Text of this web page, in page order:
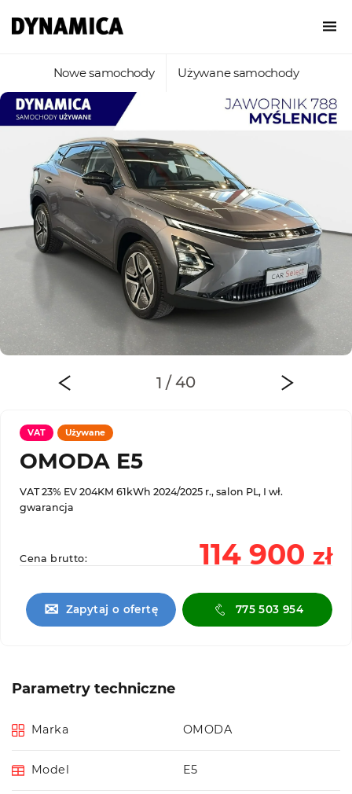
Nowe samochody Używane samochody
VAT Używane
OMODA E5
VAT 23% EV 204KM 61kWh 2024/2025 r., salon PL, I wł.
gwarancja
Cena brutto: 114 900 zł
✉ Zapytaj o ofertę 775 503 954
Parametry techniczne
Marka OMODA
Model E5